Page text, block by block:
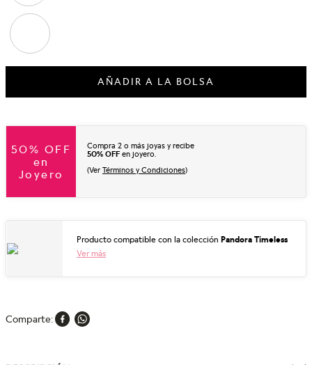
AÑADIR A LA BOLSA
50% OFF
en
Joyero
Compra 2 o más joyas y recibe
50% OFF en joyero.
(Ver Términos y Condiciones)
Producto compatible con la colección Pandora Timeless
Ver más
Comparte